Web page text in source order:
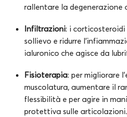
rallentare la degenerazione
Infiltrazioni: i corticosteroidi
sollievo e ridurre
ialuronico che agisce da
Fisioterapia: per migliorare
muscolatura, aumentare il
flessibilità e per agire in
protettiva sulle articolazioni.